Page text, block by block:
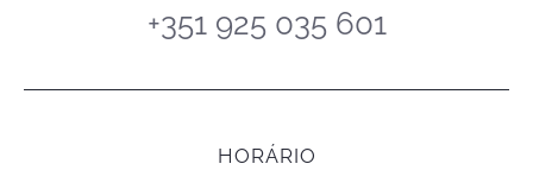
+351 925 035 601
HORÁRIO